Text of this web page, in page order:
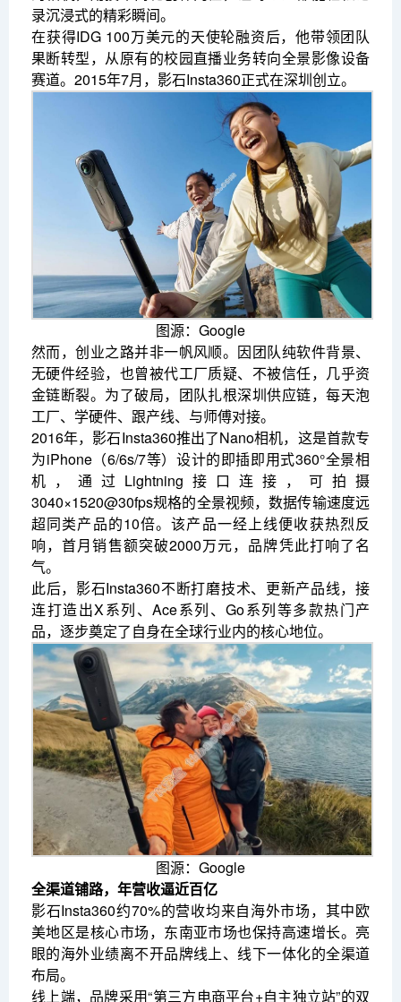
录沉浸式的精彩瞬间。
在获得IDG 100万美元的天使轮融资后，他带领团队
果断转型，从原有的校园直播业务转向全景影像设备
赛道。2015年7月，影石Insta360正式在深圳创立。
图源：Google
然而，创业之路并非一帆风顺。因团队纯软件背景、
无硬件经验，也曾被代工厂质疑、不被信任，几乎资
金链断裂。为了破局，团队扎根深圳供应链，每天泡
工厂、学硬件、跟产线、与师傅对接。
2016年，影石Insta360推出了Nano相机，这是首款专
为iPhone（6/6s/7等）设计的即插即用式360°全景相
机，通过Lightning接口连接，可拍摄
3040×1520@30fps规格的全景视频，数据传输速度远
超同类产品的10倍。该产品一经上线便收获热烈反
响，首月销售额突破2000万元，品牌凭此打响了名
气。
此后，影石Insta360不断打磨技术、更新产品线，接
连打造出X系列、Ace系列、Go系列等多款热门产
品，逐步奠定了自身在全球行业内的核心地位。
图源：Google
全渠道铺路，年营收逼近百亿
影石Insta360约70%的营收均来自海外市场，其中欧
美地区是核心市场，东南亚市场也保持高速增长。亮
眼的海外业绩离不开品牌线上、线下一体化的全渠道
布局。
线上端，品牌采用“第三方电商平台+自主独立站”的双